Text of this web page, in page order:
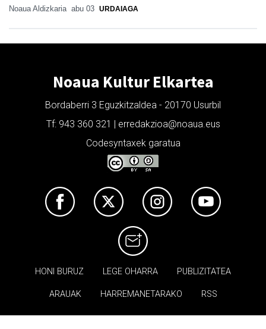
Noaua Aldizkaria abu 03 URDAIAGA
Noaua Kultur Elkartea
Bordaberri 3 Eguzkitzaldea - 20170 Usurbil
Tf: 943 360 321 | erredakzioa@noaua.eus
Codesyntaxek garatua
HONI BURUZ LEGE OHARRA PUBLIZITATEA
ARAUAK HARREMANETARAKO RSS